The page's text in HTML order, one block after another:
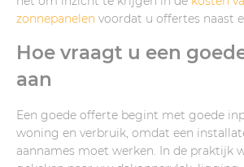
zonnepanelen voordat u offertes naast
Hoe vraagt u een
aan
Een goede offerte begint met goede
woning en verbruik, omdat een
aannames moet werken. In de praktijk